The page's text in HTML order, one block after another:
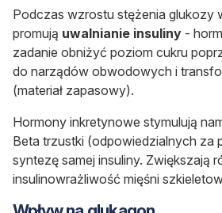
Podczas wzrostu stężenia glukozy
promują uwalnianie insuliny -
zadanie obniżyć poziom cukru
do narządów obwodowych i
(materiał zapasowy).
Hormony inkretynowe stymulują
Beta trzustki (odpowiedzialnych za
syntezę samej insuliny. Zwiększają
insulinowrażliwość mięśni